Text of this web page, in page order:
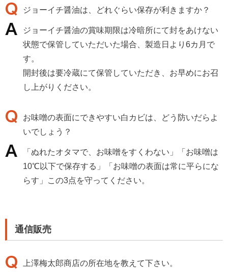
ジョーイチ醤油は、どれぐらい保存が利きますか？
ジョーイチ醤油の賞味期限は冷暗所にて封をあけない
状態で保管していただいた場合、製造日より6カ月で
す。
開封後は要冷蔵にて保管していただき、お早めにお召
し上がりください。
お味噌の表面にできやすい白カビは、どう防いだらよ
いでしょう？
「ぬれたオタマで、お味噌をすくわない」「お味噌は
10℃以下で保存する」「お味噌の表面は常に平らにな
らす」この3点を守ってください。
通信販売
上澤梅太郎商店の所在地を教えて下さい。